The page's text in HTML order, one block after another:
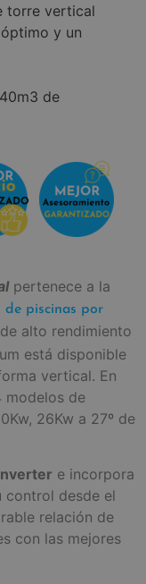
torre vertical
y un
de
pertenece a la
de piscinas por
alto rendimiento
está disponible
vertical. En
modelos de
26Kw a 27º de
e incorpora
control desde el
relación de
con las mejores